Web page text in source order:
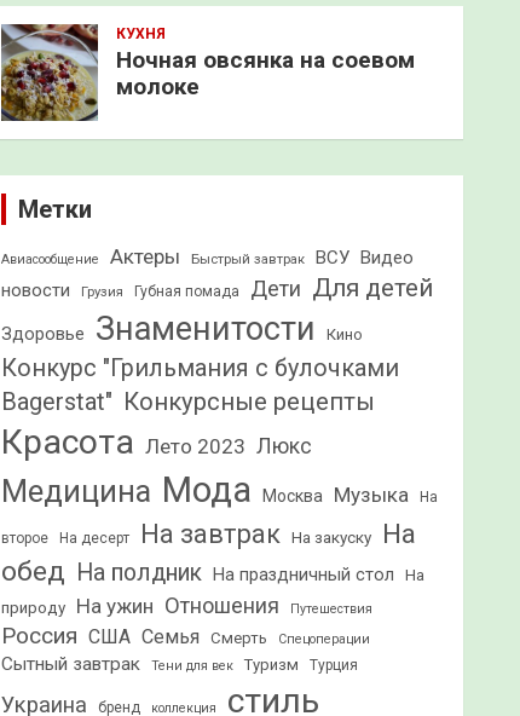
КУХНЯ
Ночная овсянка на соевом
молоке
Метки
Авиасообщение Актеры Быстрый завтрак ВСУ Видео
новости
Грузия Губная помада Дети Для детей
Здоровье Знаменитости Кино
Конкурс "Грильмания с булочками
Bagerstat" Конкурсные рецепты
Красота Лето 2023 Люкс
Медицина Мода Москва Музыка На
второе На десерт На завтрак На закуску
На
обед На полдник На праздничный стол
На
природу
На ужин Отношения Путешествия
Россия США Семья Смерть Спецоперации
Сытный завтрак Тени для век Туризм Турция
Украина бренд коллекция стиль